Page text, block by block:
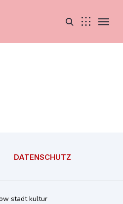
DATENSCHUTZ
stadt kultur